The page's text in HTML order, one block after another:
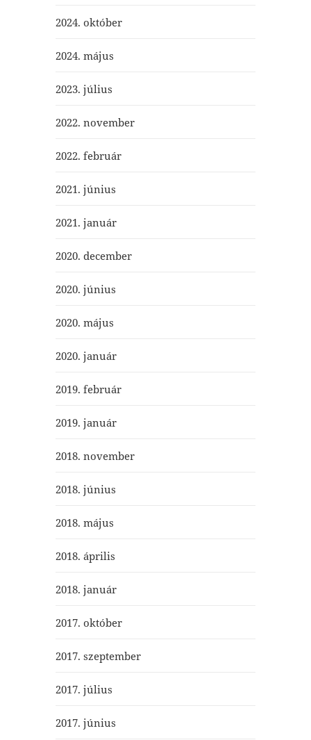
2024. október
2024. május
2023. július
2022. november
2022. február
2021. június
2021. január
2020. december
2020. június
2020. május
2020. január
2019. február
2019. január
2018. november
2018. június
2018. május
2018. április
2018. január
2017. október
2017. szeptember
2017. július
2017. június